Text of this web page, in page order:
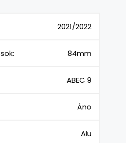
2021/2022
84mm
ABEC 9
Áno
Alu